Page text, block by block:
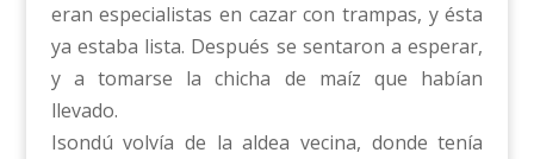
eran especialistas en cazar con trampas, y ésta
ya estaba lista. Después se sentaron a esperar,
y a tomarse la chicha de maíz que habían
llevado.
Isondú volvía de la aldea vecina, donde tenía